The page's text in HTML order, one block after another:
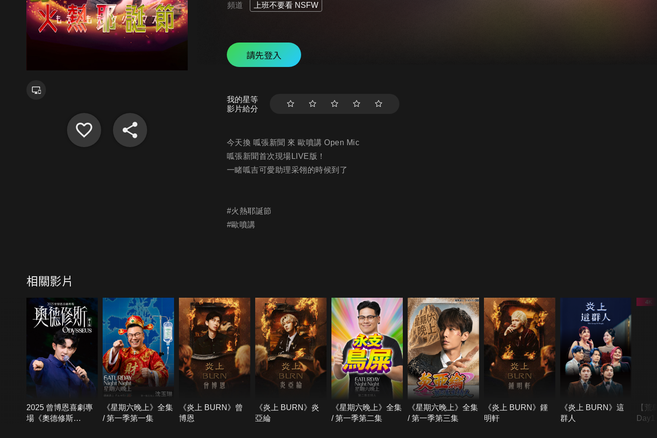
頻道 上班不要看 NSFW
請先登入
我的星等
影片給分
今天換 呱張新聞 來 歐噴講 Open Mic
呱張新聞首次現場LIVE版！
一睹呱吉可愛助理采翎的時候到了
#火熱耶誕節​​
#歐噴講​
相關影片
2025 曾博恩喜劇專
場《奧德修斯
《星期六晚上》全集
/ 第一季第一集
《炎上 BURN》曾
博恩
《炎上 BURN》炎
亞綸
《星期六晚上》全集
/ 第一季第二集
《星期六晚上》全集
/ 第一季第三集
《炎上 BURN》鍾
明軒
《炎上 BURN》這
群人
【荒